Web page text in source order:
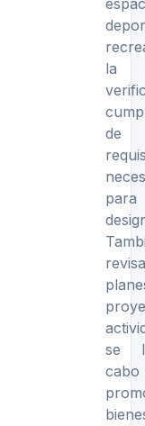
la
se